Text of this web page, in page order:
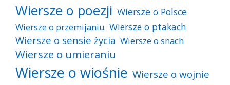
Wiersze o poezji Wiersze o Polsce
Wiersze o przemijaniu Wiersze o ptakach
Wiersze o sensie życia Wiersze o snach
Wiersze o umieraniu
Wiersze o wiośnie Wiersze o wojnie